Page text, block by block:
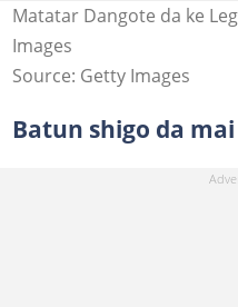
Matatar Dangote da ke
Images
Source: Getty Images
Batun shigo da